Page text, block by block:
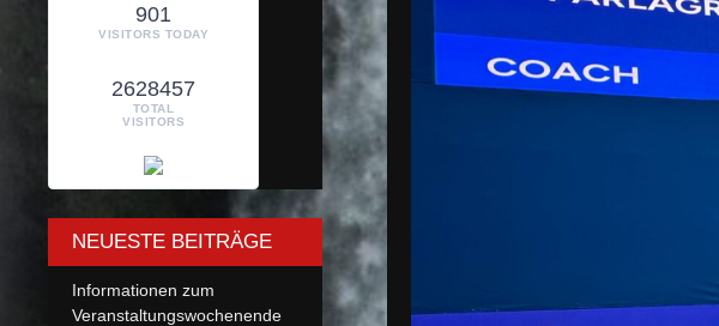
901
VISITORS TODAY
2628457
TOTAL
VISITORS
NEUESTE BEITRÄGE
Informationen zum
Veranstaltungswochenende